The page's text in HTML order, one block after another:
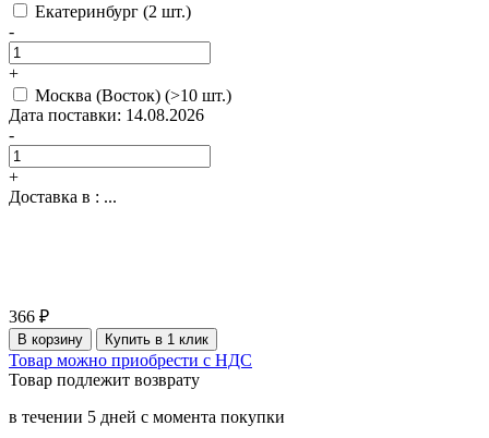
Екатеринбург (2 шт.)
-
+
Москва (Восток) (>10 шт.)
Дата поставки: 14.08.2026
-
+
Доставка в : ...
366 ₽
В корзину Купить в 1 клик
Товар можно приобрести с НДС
Товар подлежит возврату
в течении 5 дней с момента покупки